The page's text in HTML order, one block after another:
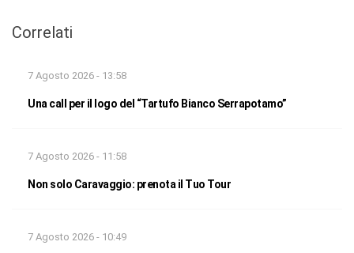
Correlati
7 Agosto 2026 - 13:58
Una call per il logo del “Tartufo Bianco Serrapotamo”
7 Agosto 2026 - 11:58
Non solo Caravaggio: prenota il Tuo Tour
7 Agosto 2026 - 10:49